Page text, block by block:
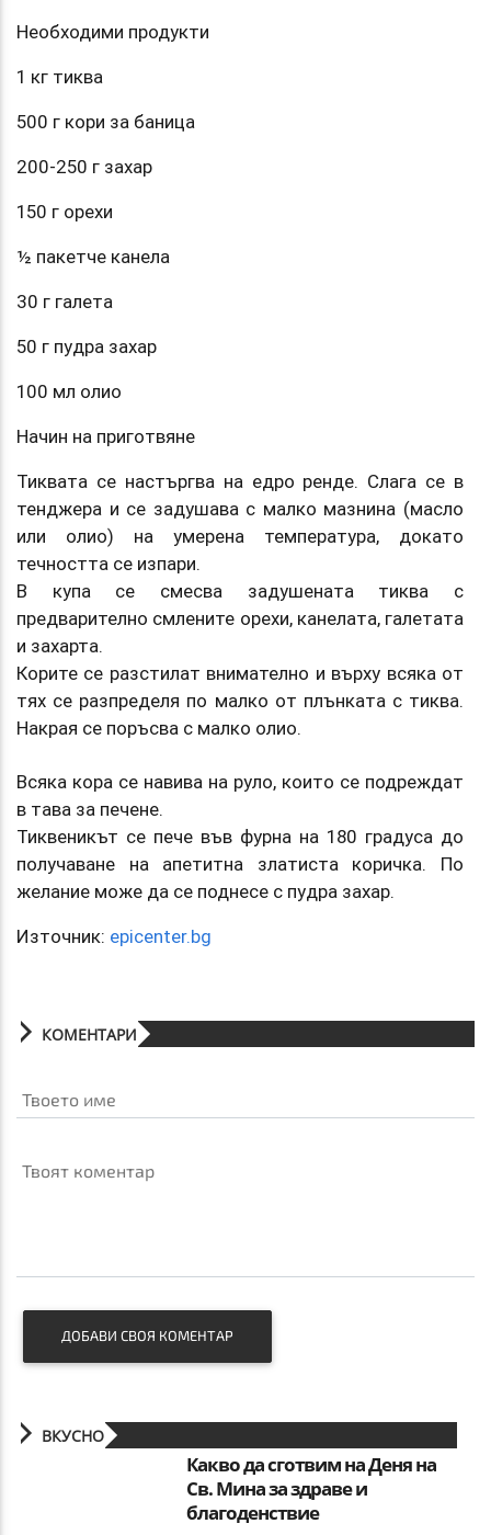
Необходими продукти
1 кг тиква
500 г кори за баница
200-250 г захар
150 г орехи
½ пакетче канела
30 г галета
50 г пудра захар
100 мл олио
Начин на приготвяне
Тиквата се настъргва на едро ренде. Слага се в
тенджера и се задушава с малко мазнина (масло
или олио) на умерена температура, докато
течността се изпари.
В купа се смесва задушената тиква с
предварително смлените орехи, канелата, галетата
и захарта.
Корите се разстилат внимателно и върху всяка от
тях се разпределя по малко от плънката с тиква.
Накрая се поръсва с малко олио.
Всяка кора се навива на руло, които се подреждат
в тава за печене.
Тиквеникът се пече във фурна на 180 градуса до
получаване на апетитна златиста коричка. По
желание може да се поднесе с пудра захар.
Източник: epicenter.bg
КОМЕНТАРИ
Твоето име
Твоят коментар
ДОБАВИ СВОЯ КОМЕНТАР
ВКУСНО
Какво да сготвим на Деня на
Св. Мина за здраве и
благоденствие